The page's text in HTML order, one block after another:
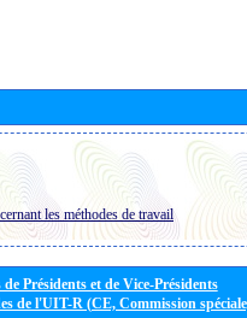
les méthodes de travail
Présidents et de Vice-Présidents
de l'UIT-R (CE, Commission